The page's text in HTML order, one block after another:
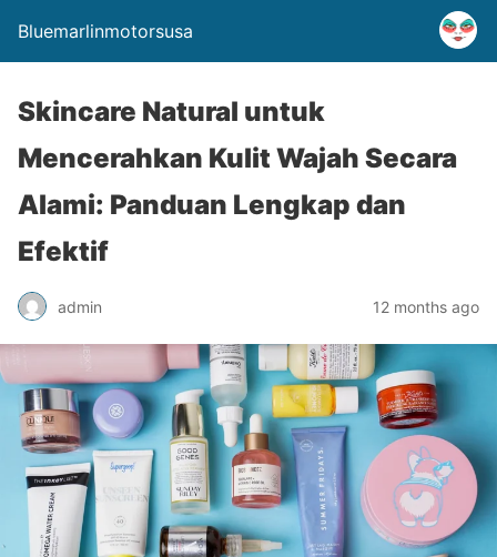
Bluemarlinmotorsusa
Skincare Natural untuk
Mencerahkan Kulit Wajah Secara
Alami: Panduan Lengkap dan
Efektif
admin 12 months ago